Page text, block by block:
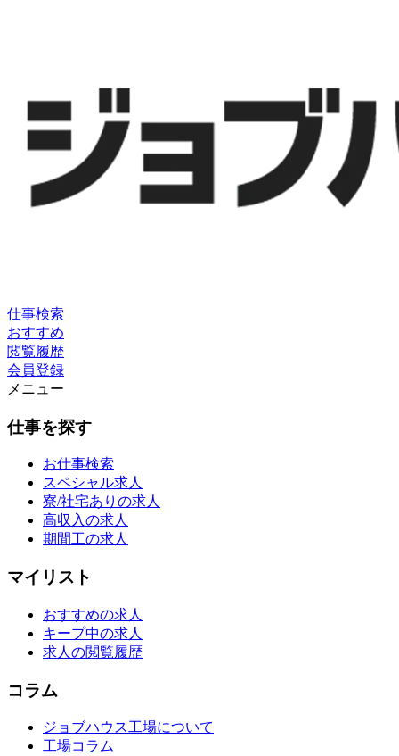
仕事検索
おすすめ
閲覧履歴
会員登録
メニュー
仕事を探す
お仕事検索
スペシャル求人
寮/社宅ありの求人
高収入の求人
期間工の求人
マイリスト
おすすめの求人
キープ中の求人
求人の閲覧履歴
コラム
ジョブハウス工場について
工場コラム